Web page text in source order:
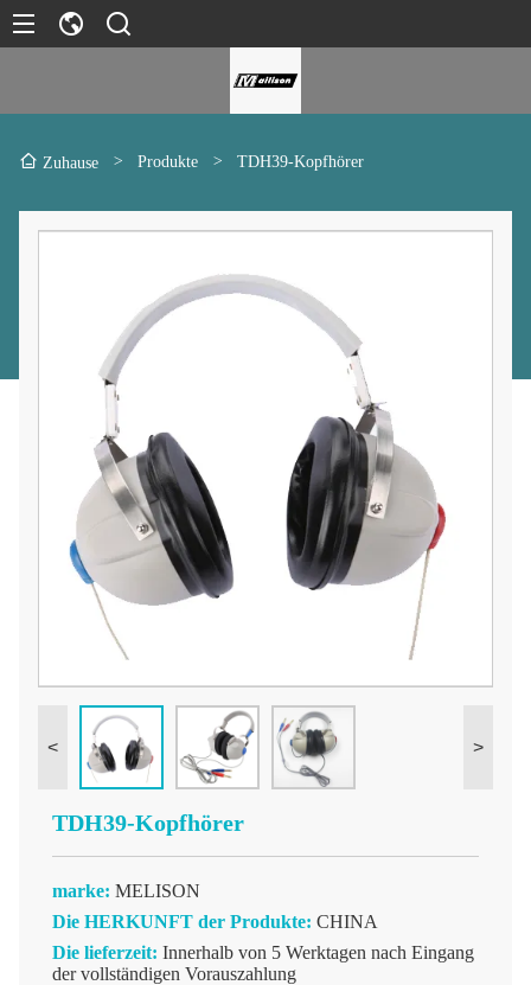
Zuhause > Produkte > TDH39-Kopfhörer
< >
TDH39-Kopfhörer
marke: MELISON
Die HERKUNFT der Produkte: CHINA
Die lieferzeit: Innerhalb von 5 Werktagen nach Eingang
der vollständigen Vorauszahlung